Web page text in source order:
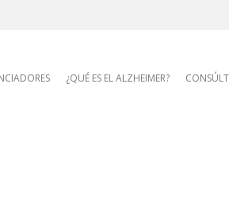
¿QUÉ ES EL ALZHEIMER?